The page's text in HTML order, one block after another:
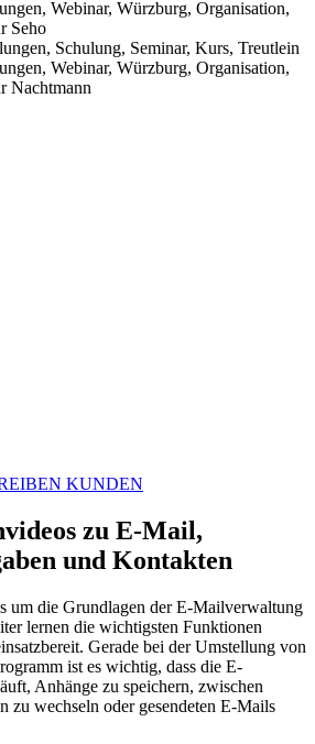
KUNDEN
zu E-Mail,
und Kontakten
um die Grundlagen der E-Mailverwaltung
lernen die wichtigsten Funktionen
Gerade bei der Umstellung von
ist es wichtig, dass die E-
Anhänge zu speichern, zwischen
zu wechseln oder gesendeten E-Mails